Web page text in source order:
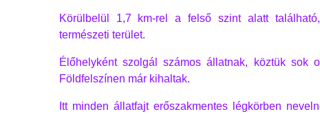
Körülbelül 1,7 km-rel a felső szint alatt
természeti terület.
Élőhelyként szolgál számos állatnak, köztük sok
Földfelszínen már kihaltak.
Itt minden állatfajt erőszakmentes légkörben